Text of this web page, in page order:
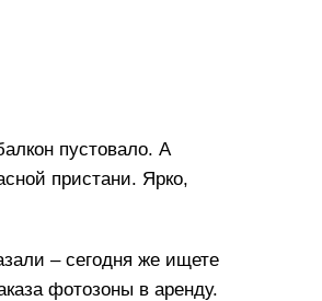
пустовало. А
пристани. Ярко,
– сегодня же ищете
фотозоны в аренду.